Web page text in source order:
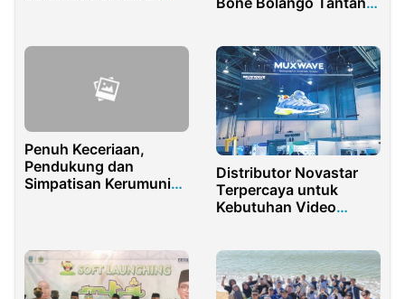
Penuh Keceriaan,
Pendukung dan
Simpatisan Kerumuni
Distributor Novastar
Terpercaya untuk
Kebutuhan Video